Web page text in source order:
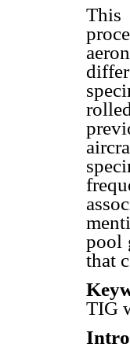
This
pool
that
TIG